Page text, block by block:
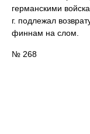
германскими
г. подлежал
финнам на слом.
№ 268